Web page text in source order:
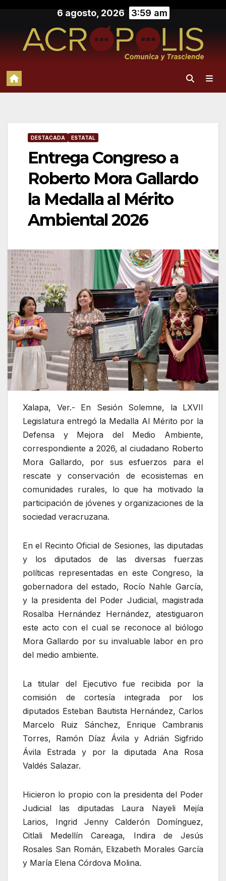
contenido
6 agosto, 2026 3:59 am
DESTACADA ESTATAL
Entrega Congreso a
Roberto Mora Gallardo
la Medalla al Mérito
Ambiental 2026
Xalapa, Ver.- En Sesión Solemne, la LXVII
Legislatura entregó la Medalla Al Mérito por la
Defensa y Mejora del Medio Ambiente,
correspondiente a 2026, al ciudadano Roberto
Mora Gallardo, por sus esfuerzos para el
rescate y conservación de ecosistemas en
comunidades rurales, lo que ha motivado la
participación de jóvenes y organizaciones de la
sociedad veracruzana.
En el Recinto Oficial de Sesiones, las diputadas
y los diputados de las diversas fuerzas
políticas representadas en este Congreso, la
gobernadora del estado, Rocío Nahle García,
y la presidenta del Poder Judicial, magistrada
Rosalba Hernández Hernández, atestiguaron
este acto con el cual se reconoce al biólogo
Mora Gallardo por su invaluable labor en pro
del medio ambiente.
La titular del Ejecutivo fue recibida por la
comisión de cortesía integrada por los
diputados Esteban Bautista Hernández, Carlos
Marcelo Ruiz Sánchez, Enrique Cambranis
Torres, Ramón Díaz Ávila y Adrián Sigfrido
Ávila Estrada y por la diputada Ana Rosa
Valdés Salazar.
Hicieron lo propio con la presidenta del Poder
Judicial las diputadas Laura Nayeli Mejía
Larios, Ingrid Jenny Calderón Domínguez,
Citlali Medellín Careaga, Indira de Jesús
Rosales San Román, Elizabeth Morales García
y María Elena Córdova Molina.